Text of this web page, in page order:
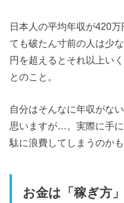
日本人の平均年収が420
ても破たん寸前の人は少
円を超えるとそれ以上い
とのこと。
自分はそんなに年収がな
思いますが…。実際に手
駄に浪費してしまうのか
お金は「稼ぎ方